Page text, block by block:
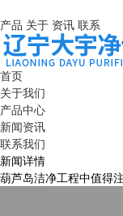
产品 关于 资讯 联系
首页
关于我们
产品中心
新闻资讯
联系我们
新闻详情
葫芦岛洁净工程中值得